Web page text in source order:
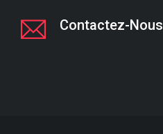
Contactez-Nous